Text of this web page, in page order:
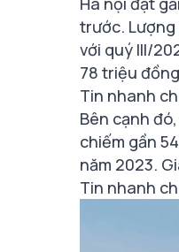
trước. Lượng
với quý III/
78 triệu
Tin nhanh
Bên cạnh
chiếm gần
năm 2023.
Tin nhanh